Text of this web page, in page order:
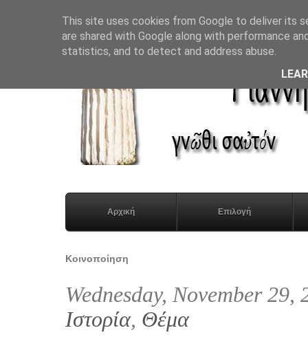
Αρχική Επιλογή
Κοινοποίηση
Wednesday, November 29,
Ιστορία, Θέμα
This site uses cookies from Google to deliver its
are shared with Google along with performance
statistics, and to detect and address abuse.